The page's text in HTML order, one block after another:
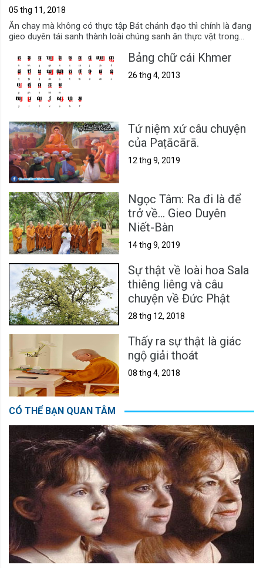
05 thg 11, 2018
Ăn chay mà không có thực tập Bát chánh đạo thì chính là đang
gieo duyên tái sanh thành loài chúng sanh ăn thực vật trong...
Bảng chữ cái Khmer
26 thg 4, 2013
Tứ niệm xứ câu chuyện
của Paṭācārā.
12 thg 9, 2019
Ngọc Tâm: Ra đi là để
trở về... Gieo Duyên
Niết-Bàn
14 thg 9, 2019
Sự thật về loài hoa Sala
thiêng liêng và câu
chuyện về Đức Phật
28 thg 12, 2018
Thấy ra sự thật là giác
ngộ giải thoát
08 thg 4, 2018
CÓ THỂ BẠN QUAN TÂM